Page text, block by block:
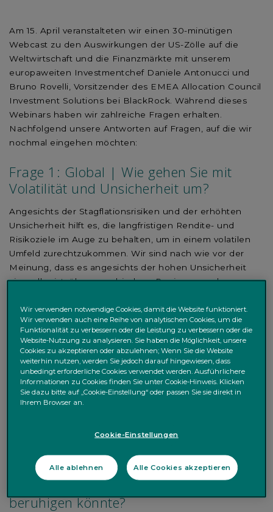
Am 15. April veranstalteten wir einen 30-minütigen
Webcast zu den Auswirkungen der US-Zölle auf die
Weltwirtschaft und die Finanzmärkte mit unserem
europaweiten Investmentchef Daniele Antonucci und
Bruno Rovelli, Vorsitzender des EMEA Allocation Council
Investment Solutions bei BlackRock. Während dieses
Webinars haben wir zahlreiche Fragen erhalten.
Nachfolgend unsere Antworten auf Fragen, auf die wir
nochmal eingehen möchten:
Frage 1: Global | Wie gehen Sie mit
Volatilität und Unsicherheit um?
Angesichts der Stagflationsrisiken und der erhöhten
Unsicherheit hilft es, die langfristigen Rendite- und
Risikoziele im Auge zu behalten, um in einem volatilen
Umfeld zurechtzukommen. Wir sind nach wie vor der
Meinung, dass es angesichts der hohen Unsicherheit
sinnvoller ist, über verschiedene Regionen und
Schwankungen in einem Teil des Portfolios (z.B. bei
Aktien) durch Gewinne in anderen Bereichen (z.B. bei
Staatsanleihen) teils ausgeglichen werden können. Wir
halten auch an unseren bestehenden
Qualitätsinvestments bei Staatsanleihen,
Investmentgrade-Unternehmensanleihen und
inflationsgeschützten Anleihen fest, zusätzlich zu Gold
und Rohstoffen.
Frage 2: USA | Wie beurteilen Sie die
Handelspolitik der USA, und gibt es
einen Weg zur Lösung der anhaltenden
Handelsspannungen, der die Märkte
beruhigen könnte?
Wir verwenden notwendige Cookies, damit die Website funktioniert.
Wir verwenden auch eine Reihe von analytischen Cookies, um die
Funktionalität zu verbessern oder die Leistung zu verbessern oder die
Website-Nutzung zu analysieren. Sie haben die Möglichkeit, unsere
Cookies zu akzeptieren oder abzulehnen; Wenn Sie die Website
weiterhin nutzen, werden Sie jedoch darauf hingewiesen, dass
unbedingt erforderliche Cookies verwendet werden. Ausführlichere
Informationen zu Cookies finden Sie unter Cookie-Hinweis. Klicken
Sie dazu bitte auf „Cookie-Einstellung“ oder passen Sie sie direkt in
Ihrem Browser an.
Cookie-Einstellungen
Alle ablehnen Alle Cookies akzeptieren